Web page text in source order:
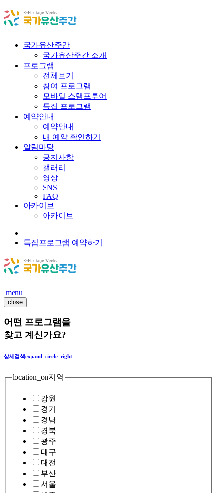
국가유산주간
국가유산주간 소개
프로그램
전체보기
참여 프로그램
모바일 스탬프투어
특집 프로그램
예약안내
예약안내
내 예약 확인하기
알림마당
공지사항
갤러리
영상
SNS
FAQ
아카이브
아카이브
특집프로그램 예약하기
menu
close
어떤 프로그램을
찾고 계신가요?
상세검색expand_circle_right
location_on지역
강원
경기
경남
경북
광주
대구
대전
부산
서울